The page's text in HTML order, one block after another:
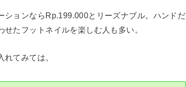
ョンならRp.199.000とリーズナブル。ハンドだ
たフットネイルを楽しむ人も多い。
てみては。